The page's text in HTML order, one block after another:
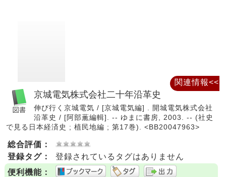
京城電気株式会社二十年沿革史
伸び行く京城電気 / [京城電気編] . 開城電気株式会社
沿革史 / [阿部薫編輯]. -- ゆまに書房, 2003. -- (社史
で見る日本経済史 ; 植民地編 ; 第17巻). <BB20047963>
総合評価：
登録タグ：
登録されているタグはありません
便利機能：
関連情報<<